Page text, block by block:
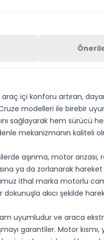
içi konforu artıran,
modelleri ile birebir
sağlayarak hem sürücü
mekanizmanın kaliteli
aşınma, motor arızası,
ya da zorlanarak
ithal marka motorlu
akıcı şekilde
uyumludur ve araca
garantiler. Motor